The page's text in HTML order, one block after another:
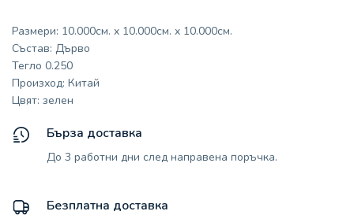
Размери: 10.000см. x 10.000см. x 10.000см.
Състав: Дърво
Тегло 0.250
Произход: Китай
Цвят: зелен
Бърза доставка
До 3 работни дни след направена поръчка.
Безплатна доставка